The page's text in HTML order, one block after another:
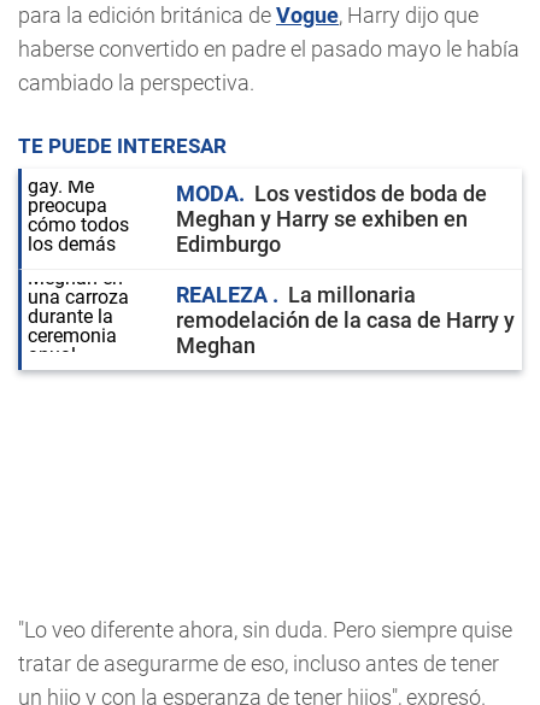
para la edición británica deVogue, Harry dijo que
haberse convertido en padre el pasado mayo le había
cambiado la perspectiva.
TE PUEDE INTERESAR
MODA
Los vestidos de boda de
Meghan y Harry se exhiben en
Edimburgo
REALEZA
La millonaria
remodelación de la casa de Harry y
Meghan
"Lo veo diferente ahora, sin duda. Pero siempre quise
tratar de asegurarme de eso, incluso antes de tener
un hijo y con la esperanza de tener hijos", expresó.